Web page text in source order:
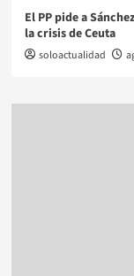
El PP pide a
la crisis de Ceuta
soloactualidad